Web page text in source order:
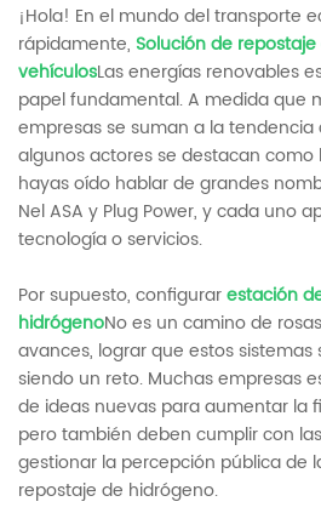
¡Hola! En el mundo del transporte
rápidamente, Solución de
vehículosLas energías renovables
papel fundamental. A medida que
empresas se suman a la tendencia
algunos actores se destacan como
hayas oído hablar de grandes
Nel ASA y Plug Power, y cada uno
tecnología o servicios.
Por supuesto, configurarestación
hidrógenoNo es un camino de
avances, lograr que estos sistemas
siendo un reto. Muchas empresas
de ideas nuevas para aumentar la
pero también deben cumplir con
gestionar la percepción pública de
repostaje de hidrógeno.